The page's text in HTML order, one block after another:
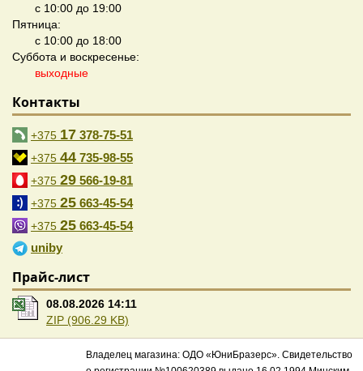
с 10:00 до 19:00
Пятница:
с 10:00 до 18:00
Суббота и воскресенье:
выходные
Контакты
+375 17 378-75-51
+375 44 735-98-55
+375 29 566-19-81
+375 25 663-45-54
+375 25 663-45-54
uniby
Прайс-лист
08.08.2026 14:11
ZIP (906.29 KB)
Владелец магазина: ОДО «ЮниБразерс». Свидетельство